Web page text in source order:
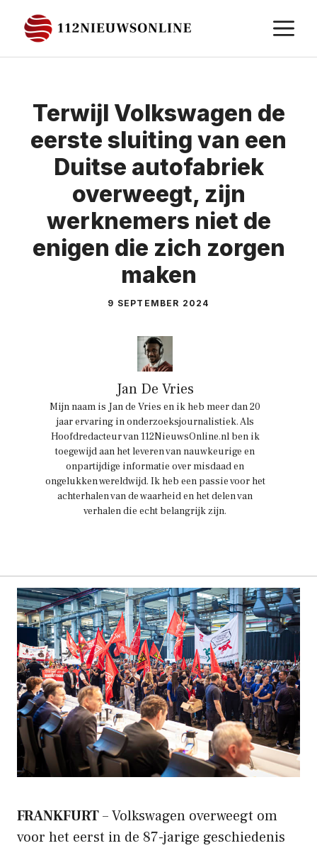
naar
de
Terwijl Volkswagen de
eerste sluiting van een
Duitse autofabriek
overweegt, zijn
werknemers niet de
enigen die zich zorgen
maken
9 SEPTEMBER 2024
Jan De Vries
Mijn naam is Jan de Vries en ik heb meer dan 20
jaar ervaring in onderzoeksjournalistiek. Als
Hoofdredacteur van 112NieuwsOnline.nl ben ik
toegewijd aan het leveren van nauwkeurige en
onpartijdige informatie over misdaad en
ongelukken wereldwijd. Ik heb een passie voor het
achterhalen van de waarheid en het delen van
verhalen die echt belangrijk zijn.
FRANKFURT– Volkswagen overweegt om
voor het eerst in de 87-jarige geschiedenis